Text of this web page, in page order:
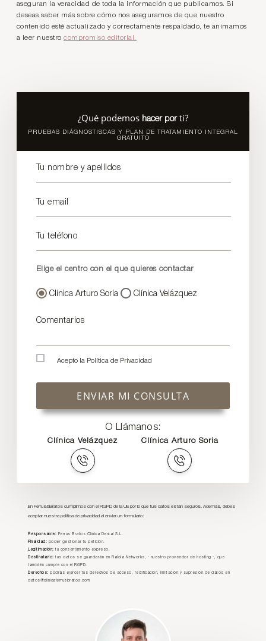
aseguran la veracidad de toda la información que publicamos. Si
deseas saber más sobre cómo nos aseguramos de que nuestro
contenido esté actualizado y correctamente respaldado, te animamos
a leer nuestrocompromiso editorial.
¿Qué podemos hacer porti?
PRUEBAS DIÁGNOSTISCAS Y PLAN DE TRATAMIENTO INTEGRAL
GRATUITO
Tu nombre y apellidos
Tu email
Tu teléfono
Elige el centro con el que quieres contactar
Clínica Arturo Soria Clínica Velázquez
Comentarios
Acepto la Política de Privacidad
ENVIAR MI CONSULTA
O Llámanos:
Clínica Velázquez Clínica Arturo Soria
En Ferrus&Bratos cumplimos con el RGPD de la UE por lo que tus datos están seguros. Además, debes
aceptar nuestra política de privacidad al enviar un formulario:
Responsable: Ferrus Bratos Clínica Dental S.L.
Finalidad: poder gestionar tu petición.
Legitimación: tu consentimiento expreso.
Destinatario: tus datos se guardarán en Raiola Networks, - nuestro proveedor de hosting -, que
también cumple con el RGPD.
Derechos: podrás ejercer tus derechos de acceso, rectificación, limitación y supresión de datos en
datos@clinicaferrusbratos.com